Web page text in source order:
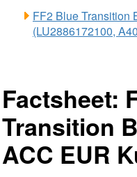
FF2 Blue Transition
(LU2886172100,
Factsheet:
Transition
ACC EUR